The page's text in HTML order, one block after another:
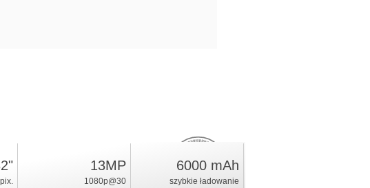
3%
ocena
13MP
1080p@30
6000 mAh
szybkie ładowanie